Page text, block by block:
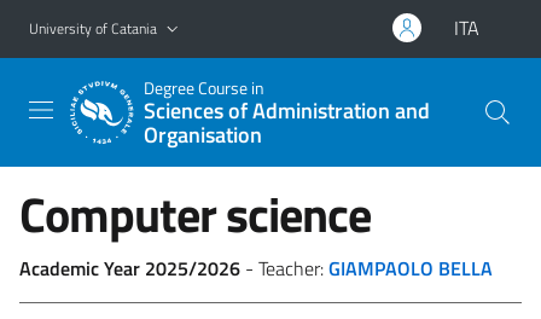
Go to main content
Go to navigation menu
University of Catania ITA
Degree Course in
Sciences of Administration and
Organisation
Computer science
Academic Year 2025/2026 - Teacher:GIAMPAOLO BELLA